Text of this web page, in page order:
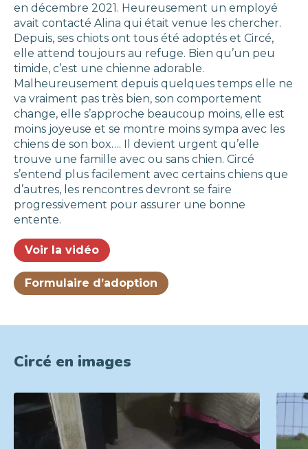
en décembre 2021. Heureusement un employé
avait contacté Alina qui était venue les chercher.
Depuis, ses chiots ont tous été adoptés et Circé,
elle attend toujours au refuge. Bien qu’un peu
timide, c’est une chienne adorable.
Malheureusement depuis quelques temps elle ne
va vraiment pas très bien, son comportement
change, elle s’approche beaucoup moins, elle est
moins joyeuse et se montre moins sympa avec les
chiens de son box…. Il devient urgent qu’elle
trouve une famille avec ou sans chien. Circé
s’entend plus facilement avec certains chiens que
d’autres, les rencontres devront se faire
progressivement pour assurer une bonne
entente.
Voir la vidéo
Formulaire d’adoption
Circé en images